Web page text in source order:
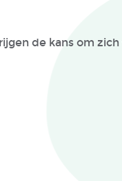
de kans om